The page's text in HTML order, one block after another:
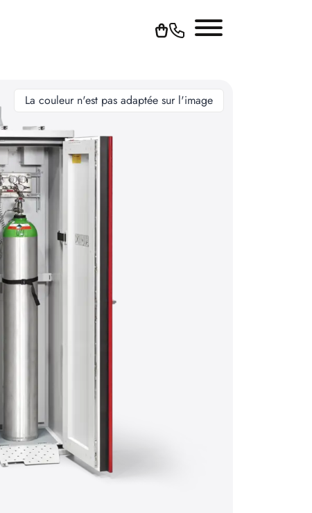
La couleur n'est pas adaptée sur l'image